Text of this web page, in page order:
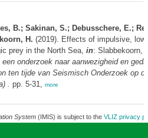
B.; Sakinan, S.; Debusschere, E.;
H. (2019). Effects of impulsive, low
prey in the North Sea, in: Slabbekoorn,
onderzoek naar aanwezigheid en
ten tijde van Seismisch Onderzoek op
. pp. 5-31, more
System(IMIS) is subject to the VLIZ privacy